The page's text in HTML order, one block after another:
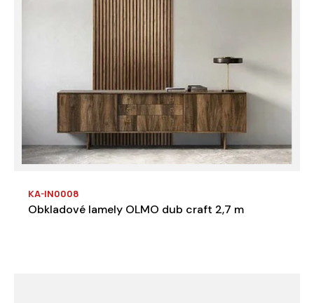
KA-IN0008
Obkladové lamely OLMO dub craft 2,7 m